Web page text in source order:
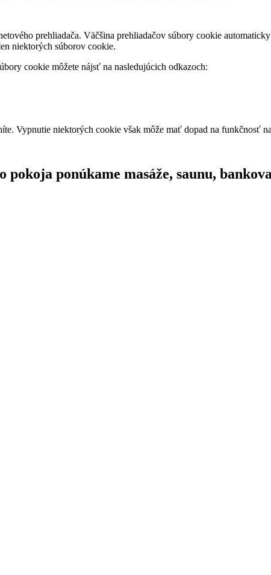
prehliadača. Väčšina prehliadačov súbory cookie
niektorých súborov cookie.
cookie môžete nájsť na nasledujúcich odkazoch:
Vypnutie niektorých cookie však môže mať dopad na funkčnosť
pokoja ponúkame masáže, saunu,